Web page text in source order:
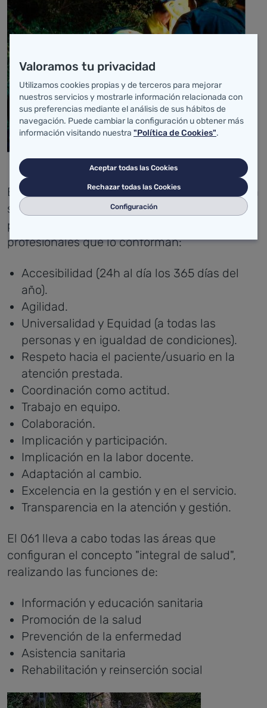
El Servicio 061 adquiere un compromiso con la
sociedad, haciendo partícipes a usuarios y
pacientes de los valores que comparten los
profesionales que lo conforman:
Accesibilidad (24h al día los 365 días del
año).
Agilidad.
Universalidad y Equidad (a todas las
personas y en igualdad de condiciones).
Respeto hacia el paciente/usuario en la
atención prestada.
Coordinación como actitud.
Trabajo en equipo.
Colaboración.
Implicación y participación.
Implicación en la labor docente.
Adaptación al cambio.
Excelencia en la gestión y en el servicio.
Transparencia en la atención y gestión.
El 061 lleva a cabo todas las áreas que
configuran el concepto "integral de salud",
realizando las funciones de:
Información y educación sanitaria
Promoción de la salud
Prevención de la enfermedad
Asistencia sanitaria
Rehabilitación y reinserción social
Valoramos tu privacidad
Utilizamos cookies propias y de terceros para mejorar
nuestros servicios y mostrarle información relacionada con
sus preferencias mediante el análisis de sus hábitos de
navegación. Puede cambiar la configuración u obtener más
información visitando nuestra "Política de Cookies".
Aceptar todas las Cookies
Rechazar todas las Cookies
Configuración